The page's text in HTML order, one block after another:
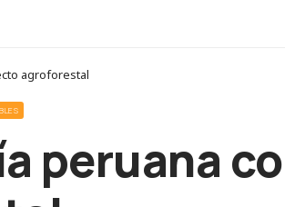
agroforestal
peruana